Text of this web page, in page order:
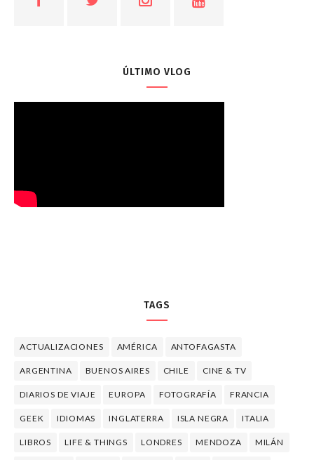
ÚLTIMO VLOG
TAGS
ACTUALIZACIONES AMÉRICA ANTOFAGASTA
ARGENTINA BUENOS AIRES CHILE CINE & TV
DIARIOS DE VIAJE EUROPA FOTOGRAFÍA FRANCIA
GEEK IDIOMAS INGLATERRA ISLA NEGRA ITALIA
LIBROS LIFE & THINGS LONDRES MENDOZA MILÁN